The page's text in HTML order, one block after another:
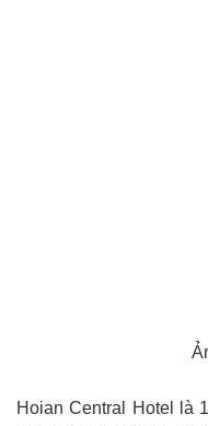
Hoian Central Hotel là